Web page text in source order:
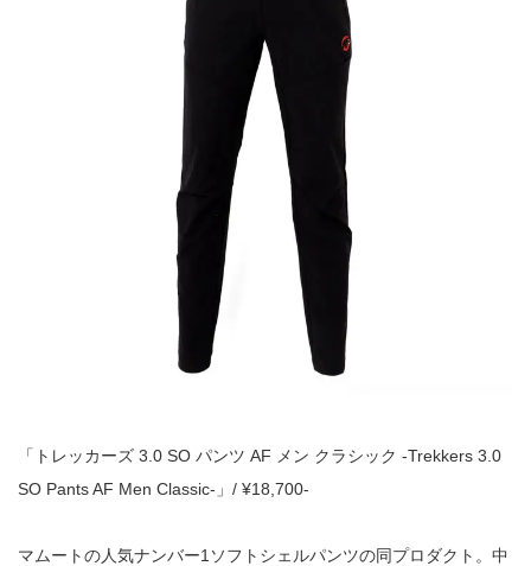
「トレッカーズ 3.0 SO パンツ AF メン クラシック -Trekkers 3.0
SO Pants AF Men Classic-」/ ¥18,700-
マムートの人気ナンバー1ソフトシェルパンツの同プロダクト。中